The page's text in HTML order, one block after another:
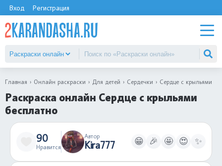
Вход Регистрация
Главная Онлайн раскраски Для детей Сердечки Сердце с крыльями
Раскраска онлайн Сердце с крыльями
бесплатно
90
Нравится
Автор
Kira777 😁 🎉 🤩 😍 ✨